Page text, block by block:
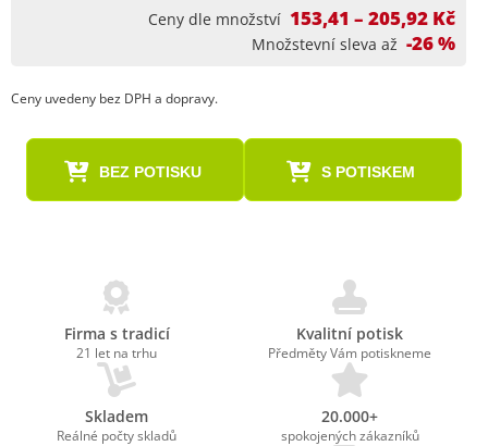
Ceny dle množství 153,41 – 205,92 Kč
Množstevní sleva až -26 %
Ceny uvedeny bez DPH a dopravy.
BEZ POTISKU S POTISKEM
Firma s tradicí
21 let na trhu
Kvalitní potisk
Předměty Vám potiskneme
Skladem
Reálné počty skladů
20.000+
spokojených zákazníků